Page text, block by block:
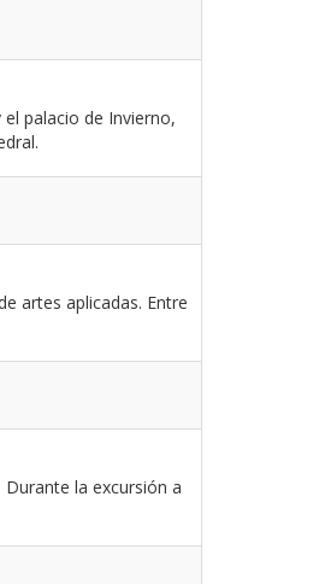
palacio de Invierno,
artes aplicadas. Entre
la excursión a